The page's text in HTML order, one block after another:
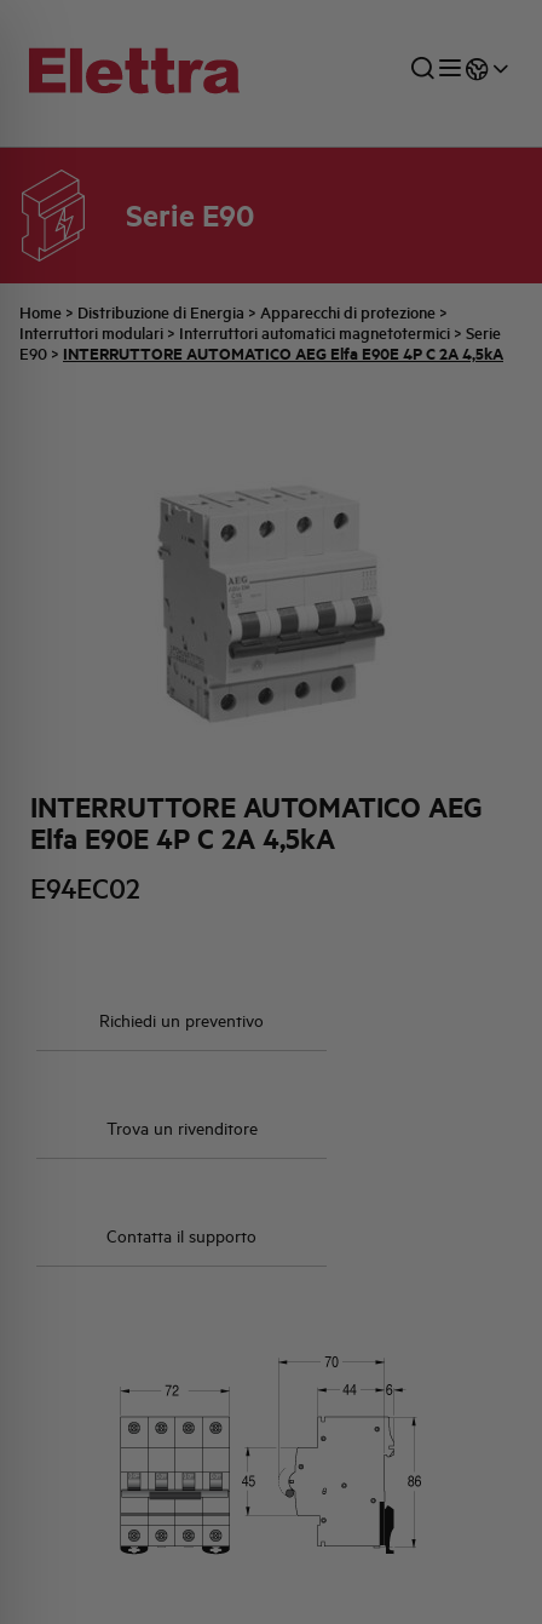
Serie E90
Home > Distribuzione di Energia > Apparecchi di protezione >
Interruttori modulari > Interruttori automatici magnetotermici > Serie
E90 > INTERRUTTORE AUTOMATICO AEG Elfa E90E 4P C 2A 4,5kA
INTERRUTTORE AUTOMATICO AEG
Elfa E90E 4P C 2A 4,5kA
E94EC02
Richiedi un preventivo
Trova un rivenditore
Contatta il supporto
SETTORI
INDUSTRIALE
DISTRIBUZIONE DI ENERGIA
AUTOMAZIONE INDUSTRIALE
RETE COMMERCIALE
UFFICIO TECNICO
PREVENTIVAZIONE
COMMESSE QUADRI
AZIENDA
FAMIGLIA BELLINI
IDENTITÀ AZIENDALE
ATTIVITÀ E MERCATI
TUTTE LE NEWS
ULTIME NOTIZIE ISTITUZIONALI
JOB CAREERS
PARTNER